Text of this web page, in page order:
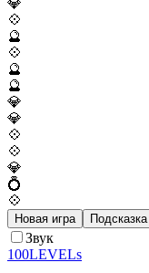
💎
💠
🔮
💠
🔮
🔮
💎
💎
💠
💠
💎
💍
💠
Новая игра Подсказка
Звук
100LEVELs